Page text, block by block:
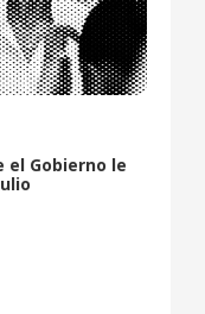
el Gobierno le